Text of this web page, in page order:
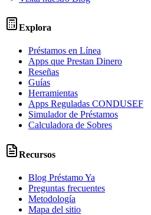
Explora
Préstamos en Línea
Apps que Prestan Dinero
Reseñas
Guías
Herramientas
Apps Reguladas CONDUSEF
Simulador de Préstamos
Calculadora de Sobres
Recursos
Blog Préstamo Ya
Preguntas frecuentes
Metodología
Mapa del sitio